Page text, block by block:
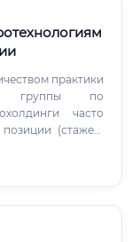
практики
группы по
часто
(стажер,